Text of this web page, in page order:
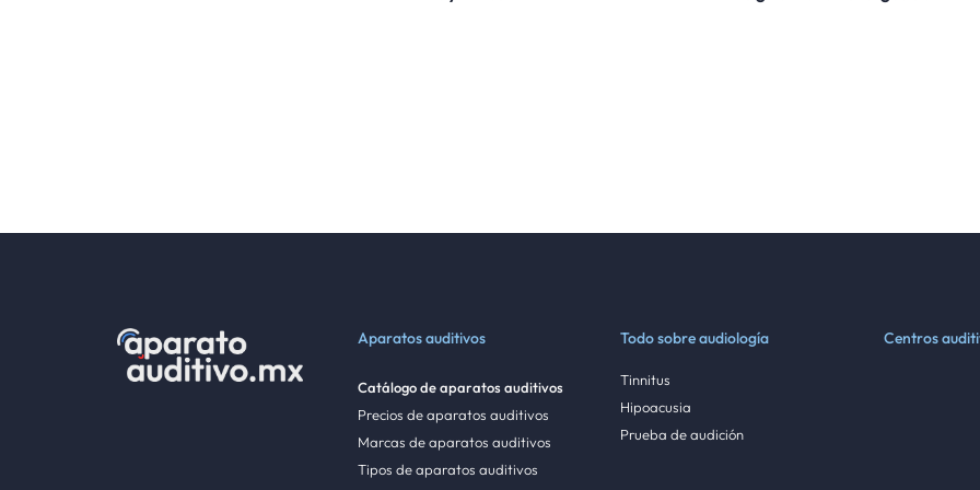
Aparatos auditivos
Catálogo de aparatos auditivos
Precios de aparatos auditivos
Marcas de aparatos auditivos
Tipos de aparatos auditivos
Todo sobre audiología
Tinnitus
Hipoacusia
Prueba de audición
Centros